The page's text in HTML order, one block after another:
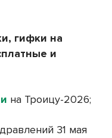
гифки на
и
на Троицу-2026;
31 мая